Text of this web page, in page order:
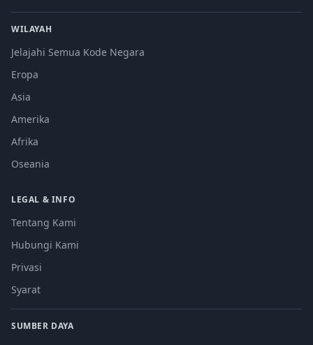
WILAYAH
Jelajahi Semua Kode Negara
Eropa
Asia
Amerika
Afrika
Oseania
LEGAL & INFO
Tentang Kami
Hubungi Kami
Privasi
Syarat
SUMBER DAYA